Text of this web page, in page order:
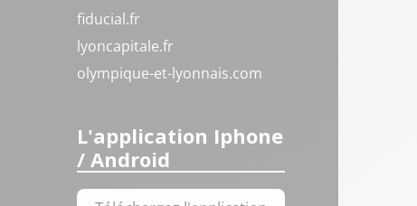
fiducial.fr
lyoncapitale.fr
olympique-et-lyonnais.com
L'application Iphone
/ Android